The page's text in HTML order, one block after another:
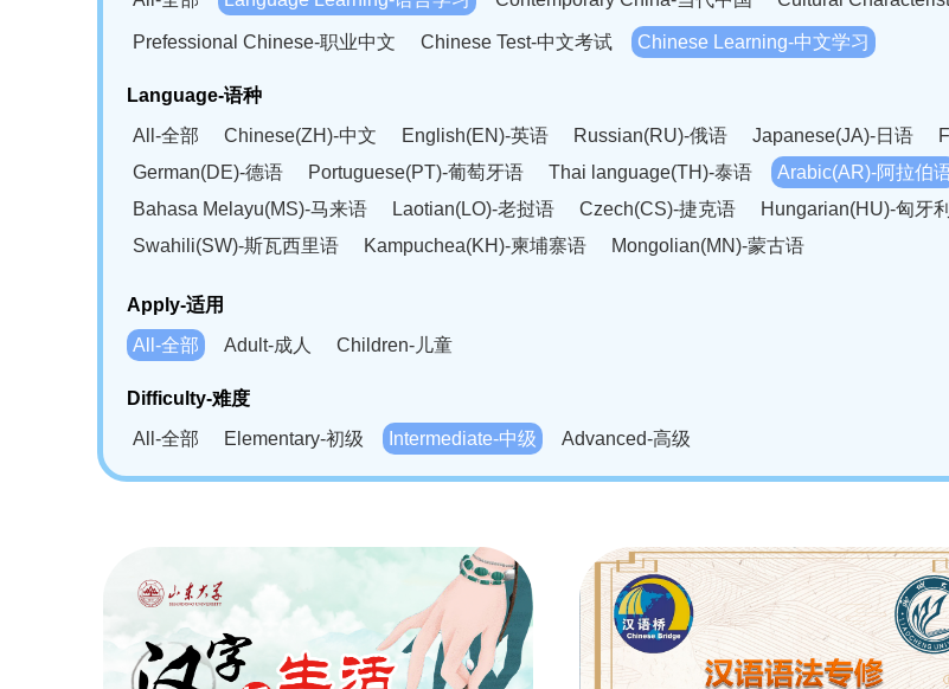
Prefessional Chinese-职业中文 Chinese Test-中文考试 Chinese Learning-中文学习
Language-语种
All-全部
Chinese(ZH)-中文 English(EN)-英语 Russian(RU)-俄语 Japanese(JA)-日语
German(DE)-德语
Portuguese(PT)-葡萄牙语 Thai language(TH)-泰语 Arabic(AR)-阿拉伯
Bahasa Melayu(MS)-马来语
Laotian(LO)-老挝语 Czech(CS)-捷克语 Hungarian(HU)-匈牙
Swahili(SW)-斯瓦西里语
Kampuchea(KH)-柬埔寨语 Mongolian(MN)-蒙古语
Apply-适用
All-全部
Adult-成人 Children-儿童
Difficulty-难度
All-全部
Elementary-初级 Intermediate-中级 Advanced-高级